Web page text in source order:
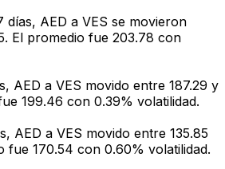
días, AED a VES se movieron
El promedio fue 203.78 con
AED a VES movido entre 187.29 y
199.46 con 0.39% volatilidad.
AED a VES movido entre 135.85
fue 170.54 con 0.60% volatilidad.